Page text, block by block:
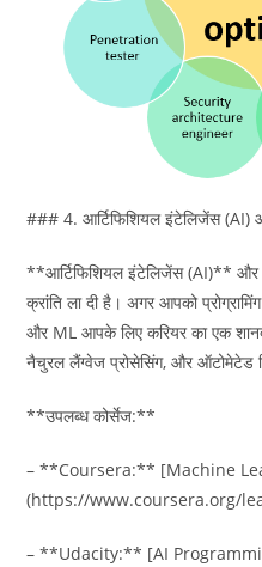
### 4. आर्टिफिशियल इंटेलिजेंस (AI)
**आर्टिफिशियल इंटेलिजेंस (AI)** और
क्रांति ला दी है। अगर आपको
और ML आपके लिए करियर का एक
नैचुरल लैंग्वेज प्रोसेसिंग, और ऑटोमेटेड
**उपलब्ध कोर्सेज:**
– **Coursera:** [Machine
(https://www.coursera.org/
– **Udacity:** [AI